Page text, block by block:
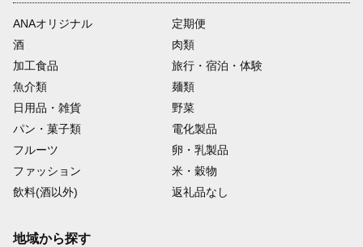
ANAオリジナル
定期便
酒
肉類
加工食品
旅行・宿泊・体験
魚介類
麺類
日用品・雑貨
野菜
パン・菓子類
電化製品
フルーツ
卵・乳製品
ファッション
米・穀物
飲料(酒以外)
返礼品なし
地域から探す